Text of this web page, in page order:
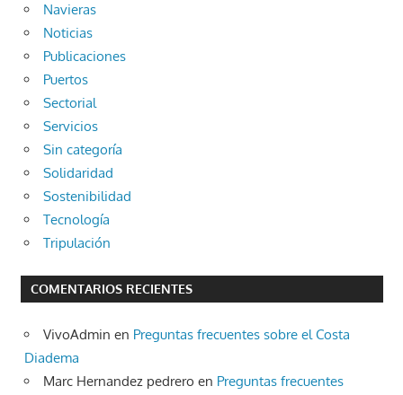
Navieras
Noticias
Publicaciones
Puertos
Sectorial
Servicios
Sin categoría
Solidaridad
Sostenibilidad
Tecnología
Tripulación
COMENTARIOS RECIENTES
VivoAdmin en Preguntas frecuentes sobre el Costa
Diadema
Marc Hernandez pedrero en Preguntas frecuentes